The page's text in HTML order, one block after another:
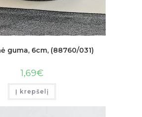
guma, 6cm, (88760/031)
1,69€
Į krepšelį